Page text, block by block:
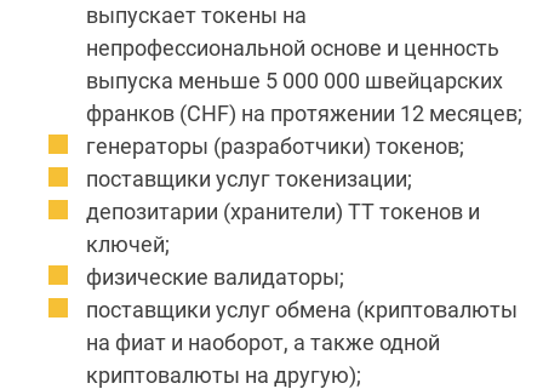
выпускает токены на
непрофессиональной основе и ценность
выпуска меньше 5 000 000 швейцарских
франков (CHF) на протяжении 12 месяцев;
генераторы (разработчики) токенов;
поставщики услуг токенизации;
депозитарии (хранители) ТТ токенов и
ключей;
физические валидаторы;
поставщики услуг обмена (криптовалюты
на фиат и наоборот, а также одной
криптовалюты на другую);